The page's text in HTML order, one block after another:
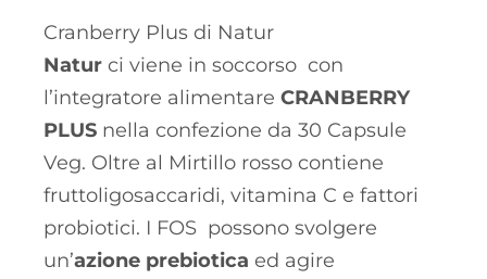
Cranberry Plus di Natur
Natur ci viene in soccorso con
l’integratore alimentare CRANBERRY
PLUS nella confezione da 30 Capsule
Veg. Oltre al Mirtillo rosso contiene
fruttoligosaccaridi, vitamina C e fattori
probiotici. I FOS possono svolgere
un’azione prebiotica ed agire